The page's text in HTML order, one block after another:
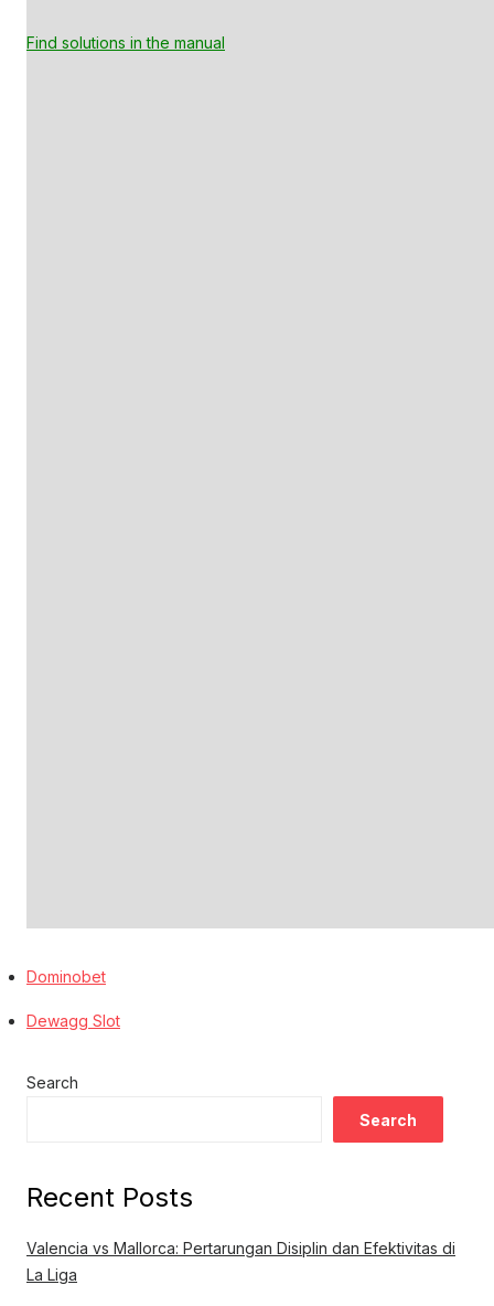
Find solutions in the manual
Dominobet
Dewagg Slot
Search
Search
Recent Posts
Valencia vs Mallorca: Pertarungan Disiplin dan Efektivitas di
La Liga